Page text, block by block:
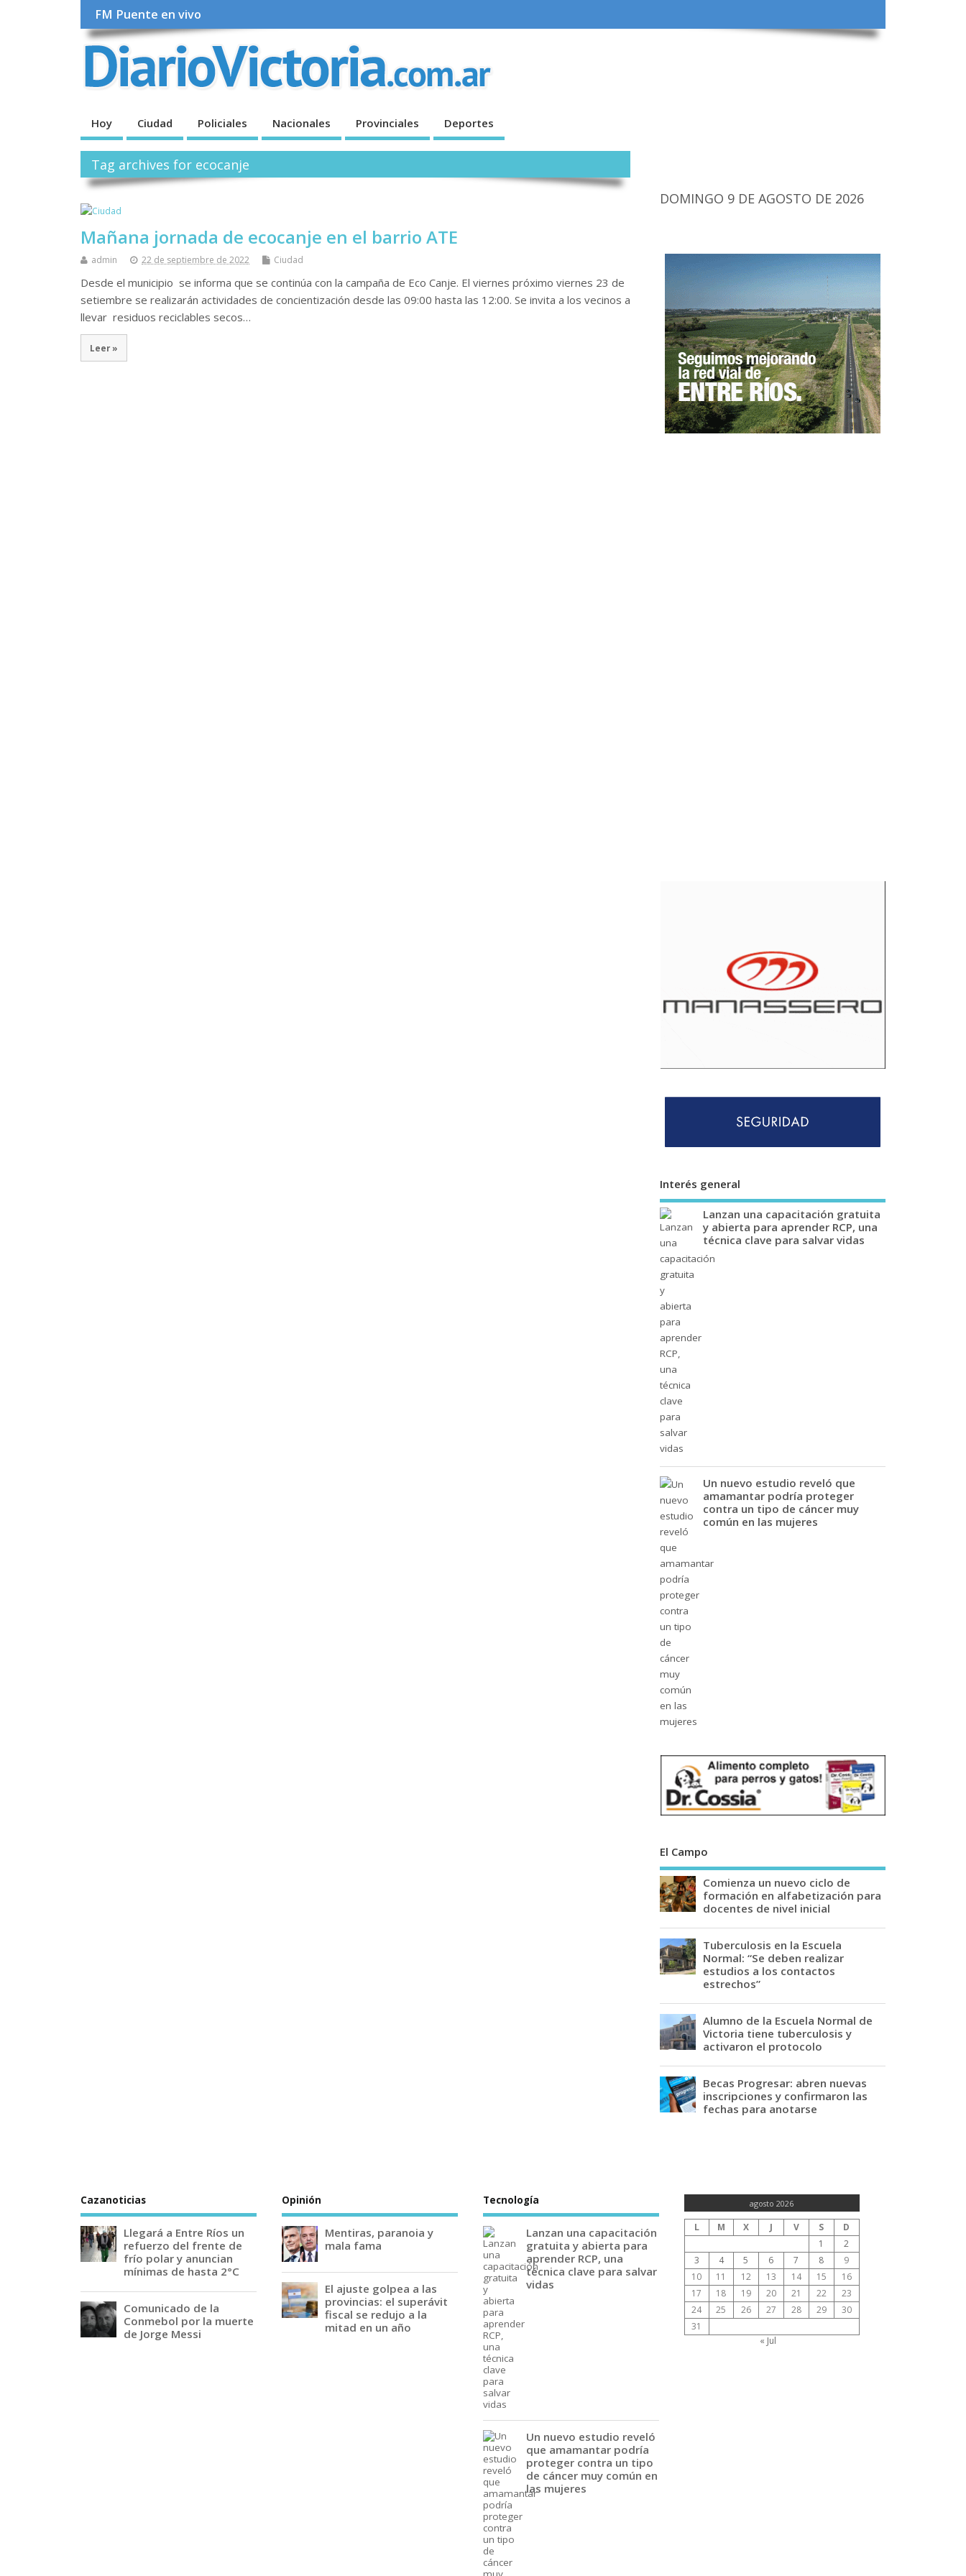
FM Puente en vivo
Hoy Ciudad Policiales Nacionales Provinciales Deportes
Tag archives for ecocanje
Mañana jornada de ecocanje en el barrio ATE
admin 22 de septiembre de 2022 Ciudad
Desde el municipio se informa que se continúa con la campaña de Eco Canje. El viernes próximo viernes 23 de
setiembre se realizarán actividades de concientización desde las 09:00 hasta las 12:00. Se invita a los vecinos a
llevar residuos reciclables secos…
Leer »
DOMINGO 9 DE AGOSTO DE 2026
Interés general
Lanzan una capacitación gratuita
y abierta para aprender RCP, una
técnica clave para salvar vidas
Un nuevo estudio reveló que
amamantar podría proteger
contra un tipo de cáncer muy
común en las mujeres
El Campo
Comienza un nuevo ciclo de
formación en alfabetización para
docentes de nivel inicial
Tuberculosis en la Escuela
Normal: “Se deben realizar
estudios a los contactos
estrechos”
Alumno de la Escuela Normal de
Victoria tiene tuberculosis y
activaron el protocolo
Becas Progresar: abren nuevas
inscripciones y confirmaron las
fechas para anotarse
Cazanoticias
Llegará a Entre Ríos un
refuerzo del frente de
frío polar y anuncian
mínimas de hasta 2°C
Comunicado de la
Conmebol por la muerte
de Jorge Messi
Opinión
Mentiras, paranoia y
mala fama
El ajuste golpea a las
provincias: el superávit
fiscal se redujo a la
mitad en un año
Tecnología
Lanzan una capacitación
gratuita y abierta para
aprender RCP, una
técnica clave para salvar
vidas
Un nuevo estudio reveló
que amamantar podría
proteger contra un tipo
de cáncer muy común en
las mujeres
agosto 2026
L M X J V S
D
1
2
3
4 5 6 7 8
9
10
11 12 13 14 15
16
17
18 19 20 21 22
23
24
25 26 27 28 29
30
31
« Jul